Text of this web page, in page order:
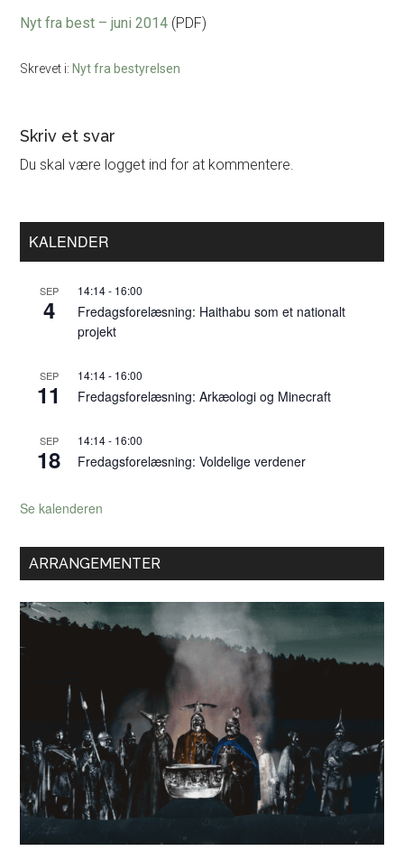
Nyt fra best – juni 2014 (PDF)
Skrevet i: Nyt fra bestyrelsen
Læserinteraktioner
Skriv et svar
Du skal være logget ind for at kommentere.
Primær
Sidebar
KALENDER
SEP
4
14:14- 16:00
Fredagsforelæsning: Haithabu som et nationalt
projekt
SEP
11
14:14- 16:00
Fredagsforelæsning: Arkæologi og Minecraft
SEP
18
14:14- 16:00
Fredagsforelæsning: Voldelige verdener
Se kalenderen
ARRANGEMENTER